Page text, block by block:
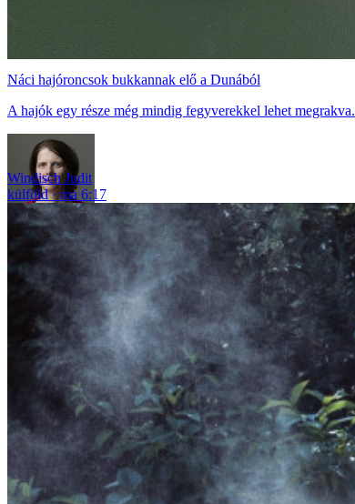
Náci hajóroncsok bukkannak elő a Dunából
A hajók egy része még mindig fegyverekkel lehet megrakva.
Windisch Judit
külföld
ma 6:17